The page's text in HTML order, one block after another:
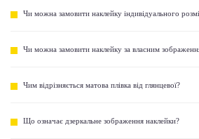
Чи можна замовити наклейку індивідуального
Чи можна замовити наклейку за власним
Чим відрізняється матова плівка від глянцевої?
Що означає дзеркальне зображення наклейки?